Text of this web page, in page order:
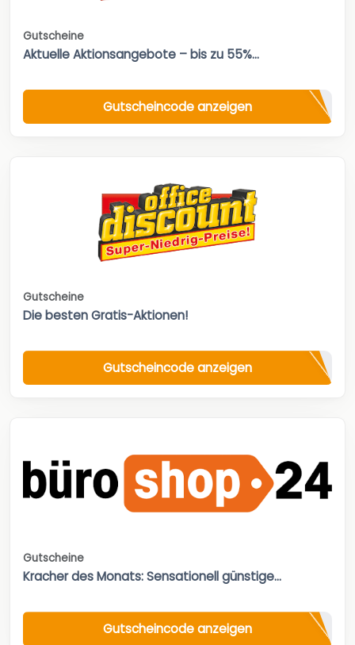
Gutscheine
Aktuelle Aktionsangebote – bis zu 55%...
Gutscheincode anzeigen
Gutscheine
Die besten Gratis-Aktionen!
Gutscheincode anzeigen
Gutscheine
Kracher des Monats: Sensationell günstige...
Gutscheincode anzeigen